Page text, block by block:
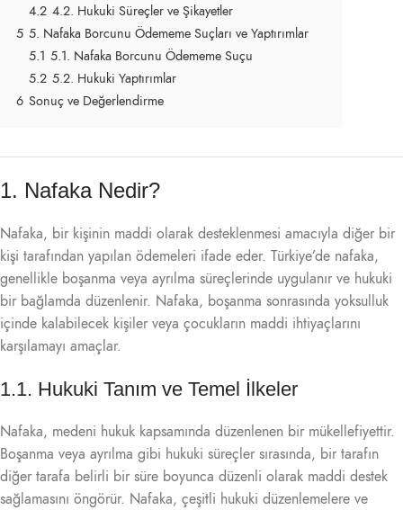
4.2 4.2. Hukuki Süreçler ve Şikayetler
5 5. Nafaka Borcunu Ödememe Suçları ve Yaptırımlar
5.1 5.1. Nafaka Borcunu Ödememe Suçu
5.2 5.2. Hukuki Yaptırımlar
6 Sonuç ve Değerlendirme
1. Nafaka Nedir?
Nafaka, bir kişinin maddi olarak desteklenmesi amacıyla diğer bir
kişi tarafından yapılan ödemeleri ifade eder. Türkiye’de nafaka,
genellikle boşanma veya ayrılma süreçlerinde uygulanır ve hukuki
bir bağlamda düzenlenir. Nafaka, boşanma sonrasında yoksulluk
içinde kalabilecek kişiler veya çocukların maddi ihtiyaçlarını
karşılamayı amaçlar.
1.1. Hukuki Tanım ve Temel İlkeler
Nafaka, medeni hukuk kapsamında düzenlenen bir mükellefiyettir.
Boşanma veya ayrılma gibi hukuki süreçler sırasında, bir tarafın
diğer tarafa belirli bir süre boyunca düzenli olarak maddi destek
sağlamasını öngörür. Nafaka, çeşitli hukuki düzenlemelere ve